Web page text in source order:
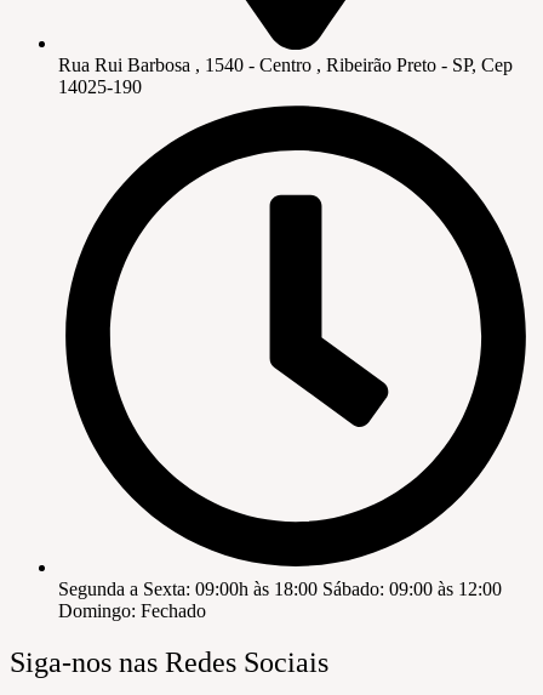
Rua Rui Barbosa , 1540 - Centro , Ribeirão Preto - SP, Cep
14025-190
Segunda a Sexta: 09:00h às 18:00 Sábado: 09:00 às 12:00
Domingo: Fechado
Siga-nos nas Redes Sociais